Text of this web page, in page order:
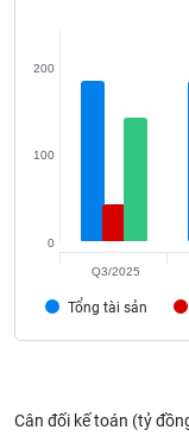
Tổng tài sản
0
100
200
Q3/2025
Cân đối kế toán (tỷ
tạo
chính
Công